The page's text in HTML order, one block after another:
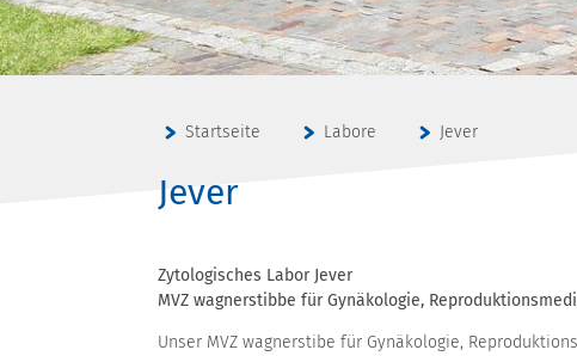
Startseite Labore Jever
Jever
Zytologisches Labor Jever
MVZ wagnerstibbe für Gynäkologie,
Unser MVZ wagnerstibe für Gynäkologie,